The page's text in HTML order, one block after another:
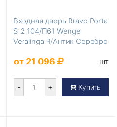
Входная дверь Bravo Porta
S-2 104/П61 Wenge
Veralinga R/Антик Серебро
от 21 096 шт
- + Купить